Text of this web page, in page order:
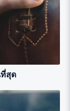
สุด